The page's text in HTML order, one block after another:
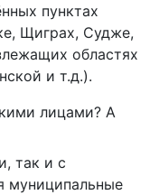
пунктах
Щиграх, Судже,
областях
и т.д.).
лицами? А
так и с
муниципальные